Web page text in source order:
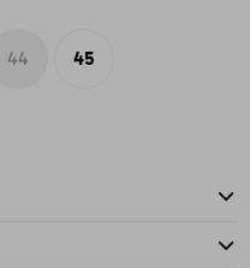
44 45